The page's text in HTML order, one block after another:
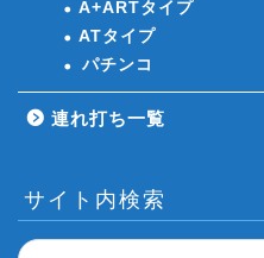
A+ARTタイプ
ATタイプ
パチンコ
連れ打ち一覧
サイト内検索